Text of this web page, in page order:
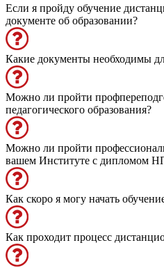
Если я пройду обучение
документе об образовании?
Какие документы необходимы
Можно ли пройти
педагогического образования?
Можно ли пройти
вашем Институте с дипломом
Как скоро я могу начать
Как проходит процесс